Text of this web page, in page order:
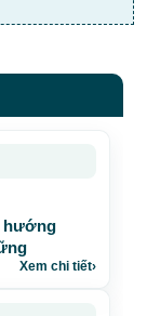
hướng
Xem chi tiết›